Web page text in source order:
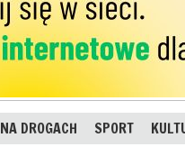
NA DROGACH SPORT